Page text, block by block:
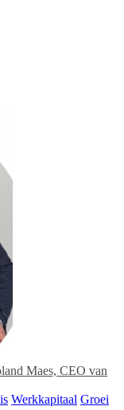
Maes, CEO van
Werkkapitaal Groei